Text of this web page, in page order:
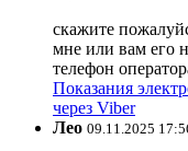
скажите
мне или вам его
телефон
Показания
через Viber
Лео 09.11.2025